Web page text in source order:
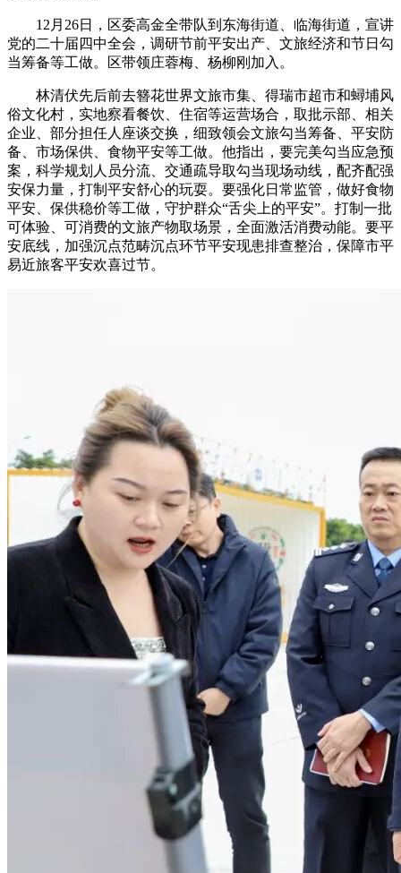
12月26日，区委高金全带队到东海街道、临海街道，宣讲
党的二十届四中全会，调研节前平安出产、文旅经济和节日勾
当筹备等工做。区带领庄蓉梅、杨柳刚加入。
林清伏先后前去簪花世界文旅市集、得瑞市超市和蟳埔风
俗文化村，实地察看餐饮、住宿等运营场合，取批示部、相关
企业、部分担任人座谈交换，细致领会文旅勾当筹备、平安防
备、市场保供、食物平安等工做。他指出，要完美勾当应急预
案，科学规划人员分流、交通疏导取勾当现场动线，配齐配强
安保力量，打制平安舒心的玩耍。要强化日常监管，做好食物
平安、保供稳价等工做，守护群众“舌尖上的平安”。打制一批
可体验、可消费的文旅产物取场景，全面激活消费动能。要平
安底线，加强沉点范畴沉点环节平安现患排查整治，保障市平
易近旅客平安欢喜过节。